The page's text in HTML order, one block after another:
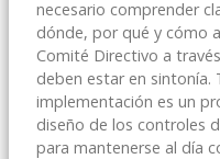
necesario comprender
dónde, por qué y cómo
Comité Directivo a
deben estar en sintonía.
implementación es un
diseño de los controles
para mantenerse al día